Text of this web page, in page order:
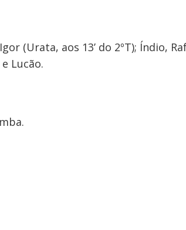
(Urata, aos 13’ do 2ºT); Índio,
Lucão.